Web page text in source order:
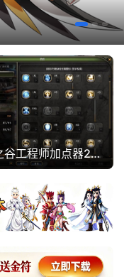
龙之谷工程师加点器2026最新版